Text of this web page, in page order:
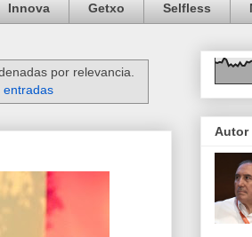
Innova Getxo Selfless
por relevancia.
entradas
Autor